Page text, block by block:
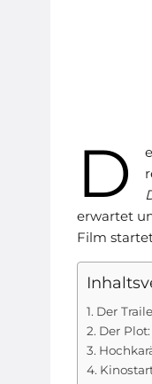
D
erwartet
Film
Der
Der